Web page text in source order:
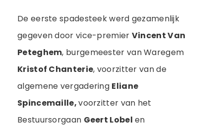
De eerste spadesteek werd gezamenlijk
gegeven door vice-premier Vincent Van
Peteghem, burgemeester van Waregem
Kristof Chanterie, voorzitter van de
algemene vergadering Eliane
Spincemaille,voorzitter van het
Bestuursorgaan Geert Lobel en